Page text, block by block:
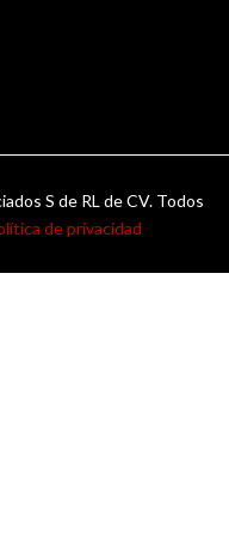
S de RL de CV. Todos
de privacidad